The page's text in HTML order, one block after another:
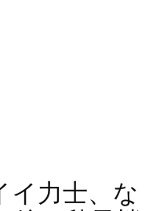
イ力士、な